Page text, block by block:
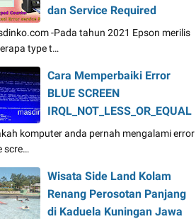
dan Service Required
-Pada tahun 2021 Epson merilis
type t…
Cara Memperbaiki Error
BLUE SCREEN
IRQL_NOT_LESS_OR_EQUAL
komputer anda pernah mengalami error
scre…
Wisata Side Land Kolam
Renang Perosotan Panjang
di Kaduela Kuningan Jawa